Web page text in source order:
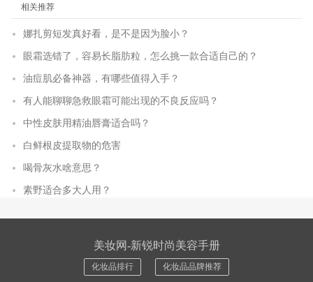
相关推荐
娜扎剪短发真好看，是不是因为脸小？
眼霜选错了，容易长脂肪粒，怎么挑一款合适自己的？
油痘肌必备神器，有哪些值得入手？
有人能聊聊急救眼霜可能出现的不良反应吗？
中性皮肤用精油唇膏适合吗？
白鲜根皮提取物的危害
喝骨灰水啥意思？
素野适合多大人用？
美妆网-新锐时尚美容手册
化妆品排行 化妆品品牌推荐